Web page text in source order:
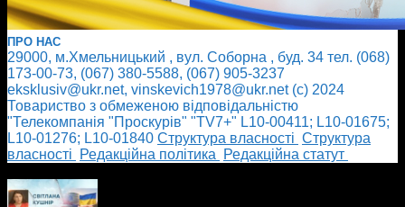
ПРО НАС
29000, м.Хмельницький , вул. Соборна , буд. 34 тел. (068)
173-00-73, (067) 380-5588, (067) 905-3237
eksklusiv@ukr.net, vinskevich1978@ukr.net (с) 2024
Товариство з обмеженою відповідальністю
"Телекомпанія "Проскурів" "TV7+" L10-00411; L10-01675;
L10-01276; L10-01840 Cтруктура власності Cтруктура
власності
Редакційна політика
Редакційна статут